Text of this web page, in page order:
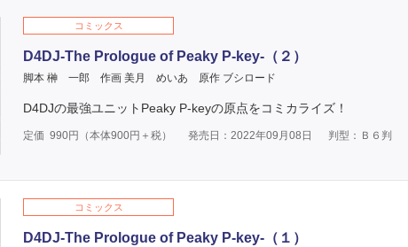
コミックス
D4DJ-The Prologue of Peaky P-key-（２）
脚本 榊 一郎 作画 美月 めいあ 原作 ブシロード
D4DJの最強ユニットPeaky P-keyの原点をコミカライズ！
定価 990円（本体900円＋税） 発売日：2022年09月08日 判型：Ｂ６判
コミックス
D4DJ-The Prologue of Peaky P-key-（１）